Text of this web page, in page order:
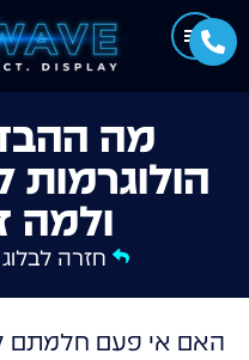
מה
הולוגרמות
ולמה
חזרה לבלוג
האם אי פעם חלמתם